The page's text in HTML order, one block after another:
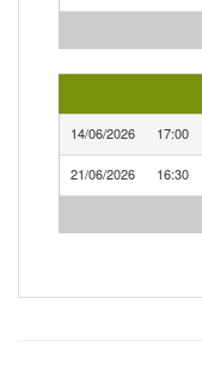
14/06/2026 17:00
21/06/2026 16:30